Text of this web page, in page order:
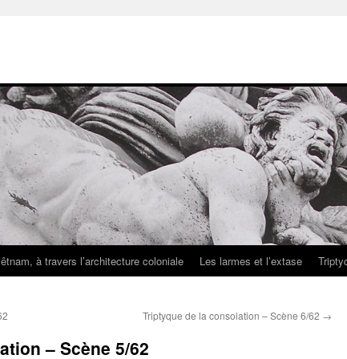
à travers l’architecture coloniale Les larmes et l’extase
Triptyque de la consolation – Scène 6/62 →
– Scène 5/62